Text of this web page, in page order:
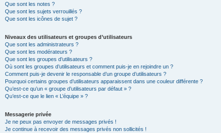
Que sont les notes ?
Que sont les sujets verrouillés ?
Que sont les icônes de sujet ?
Niveaux des utilisateurs et groupes d’utilisateurs
Que sont les administrateurs ?
Que sont les modérateurs ?
Que sont les groupes d’utilisateurs ?
Où sont les groupes d’utilisateurs et comment puis-je en rejoindre un ?
Comment puis-je devenir le responsable d’un groupe d’utilisateurs ?
Pourquoi certains groupes d’utilisateurs apparaissent dans une couleur différente ?
Qu’est-ce qu’un « groupe d’utilisateurs par défaut » ?
Qu’est-ce que le lien « L’équipe » ?
Messagerie privée
Je ne peux pas envoyer de messages privés !
Je continue à recevoir des messages privés non sollicités !